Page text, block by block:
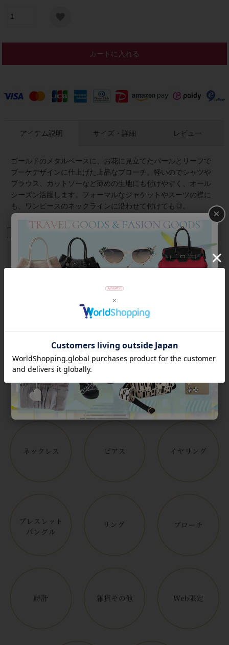
カートに入れる
アイテム説明
ゴールドのメタルベースに、お花に見立てたパールとリーフで
ブーケデザインに仕上げた上品なブローチ。軽いのでシャツや
ブラウス、カットソーなど薄めの生地にも付けやすく、オール
シーズン活躍します。フォーマルなジャケットやスーツの襟に
も、ワンピースのネックラインに沿わせて付けても◎。
サイズ・詳細 レビュー
Category
アイテムカテゴリー
×